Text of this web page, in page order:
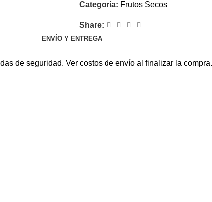
Categoría: Frutos Secos
Share:
ENVÍO Y ENTREGA
de seguridad. Ver costos de envío al finalizar la compra.